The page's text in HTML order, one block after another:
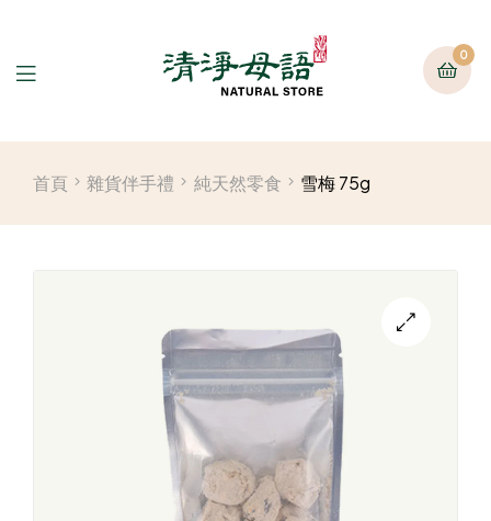
0
首頁 雜貨伴手禮 純天然零食 雪梅 75g